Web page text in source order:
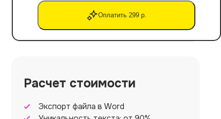
Оплатить 299 р.
Расчет стоимости
Экспорт файла в Word